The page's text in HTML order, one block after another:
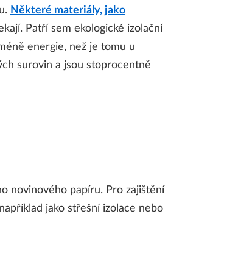
Některé materiály, jako
Patří sem ekologické izolační
energie, než je tomu u
surovin a jsou stoprocentně
novinového papíru. Pro zajištění
jako střešní izolace nebo